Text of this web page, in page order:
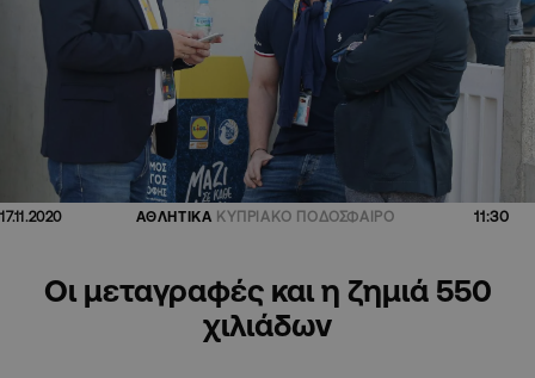
17.11.2020 ΑΘΛΗΤΙΚΑ ΚΥΠΡΙΑΚΟ ΠΟΔΟΣΦΑΙΡΟ 11:30
Οι μεταγραφές και η ζημιά 550
χιλιάδων